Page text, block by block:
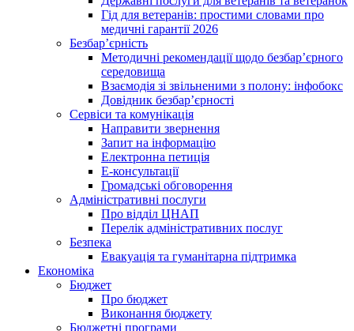
Гід для ветеранів: простими словами про
медичні гарантії 2026
Безбар’єрність
Методичні рекомендації щодо безбар’єрного
середовища
Взаємодія зі звільненими з полону: інфобокс
Довідник безбар’єрності
Сервіси та комунікація
Направити звернення
Запит на інформацію
Електронна петиція
Е-консультації
Громадські обговорення
Адміністративні послуги
Про відділ ЦНАП
Перелік адміністративних послуг
Безпека
Евакуація та гуманітарна підтримка
Економіка
Бюджет
Про бюджет
Виконання бюджету
Бюджетні програми